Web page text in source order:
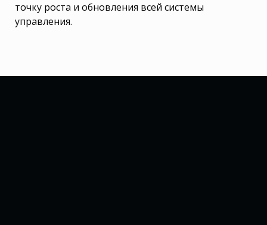
точку роста и обновления всей системы
управления.